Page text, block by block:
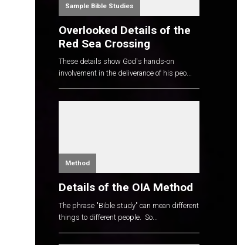
Sample Bible Studies
Overlooked Details of the
Red Sea Crossing
These details show God's hands-on
involvement in the deliverance of his peo...
Method
Details of the OIA Method
The phrase "Bible study" can mean different
things to different people. So...